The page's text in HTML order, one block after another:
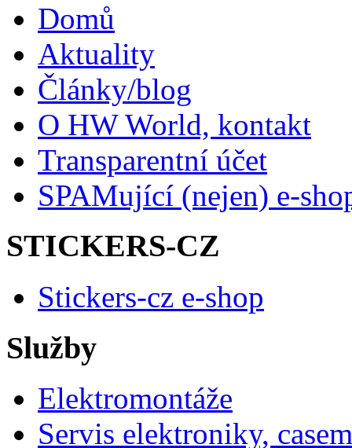
Domů
Aktuality
Články/blog
O HW World, kontakt
Transparentní účet
SPAMující (nejen) e-
STICKERS-CZ
Stickers-cz e-shop
Služby
Elektromontáže
Servis elektroniky,